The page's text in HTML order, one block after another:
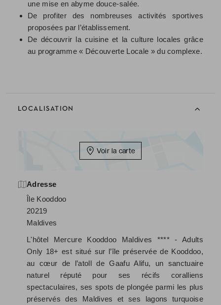
une mise en abyme douce-salée.
De profiter des nombreuses activités sportives
proposées par l’établissement.
De découvrir la cuisine et la culture locales grâce
au programme « Découverte Locale » du complexe.
LOCALISATION
Voir la carte
Adresse
Île Kooddoo
20219
Maldives
L'hôtel Mercure Kooddoo Maldives **** - Adults
Only 18+ est situé sur l’île préservée de Kooddoo,
au cœur de l’atoll de Gaafu Alifu, un sanctuaire
naturel réputé pour ses récifs coralliens
spectaculaires, ses spots de plongée parmi les plus
préservés des Maldives et ses lagons turquoise